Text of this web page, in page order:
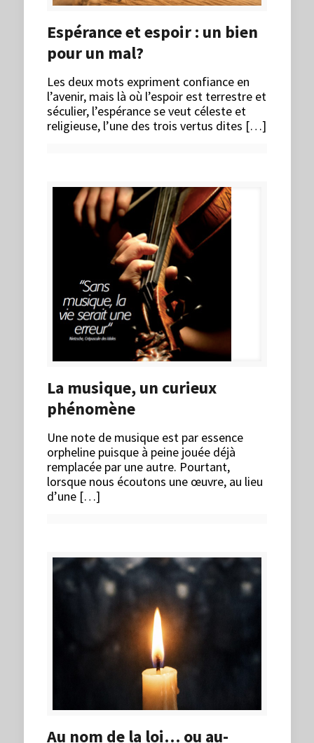
Espérance et espoir : un bien
pour un mal?
Les deux mots expriment confiance en
l’avenir, mais là où l’espoir est terrestre et
séculier, l’espérance se veut céleste et
religieuse, l’une des trois vertus dites […]
La musique, un curieux
phénomène
Une note de musique est par essence
orpheline puisque à peine jouée déjà
remplacée par une autre. Pourtant,
lorsque nous écoutons une œuvre, au lieu
d’une […]
Au nom de la loi… ou au-